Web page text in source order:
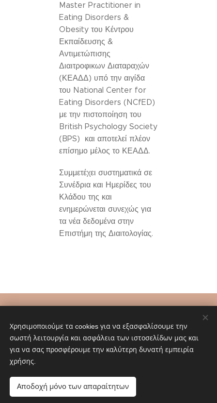
Master Practitioner in
Eating Disorders &
Obesity του Κέντρου
Εκπαίδευσης &
Αντιμετώπισης
Διαιτροφικων Διαταραχών
(ΚΕΑΔΔ) υπό την αιγίδα
του National Center for
Eating Disorders (NCfED)
με την πιστοποίηση του
British Psychology Society
(BPS) και αποτελεί πλέον
επίσημο μέλος το ΚΕΑΔΔ.
Συμμετέχει συστηματικά σε
Συνέδρια και Ημερίδες του
Κλάδου της και
ενημερώνεται συνεχώς για
τα νέα δεδομένα στην
Επιστήμη της Διαιτολογίας.
Χρησιμοποιούμε τα cookies για να εξασφαλίσουμε την
σωστή λειτουργία και ασφάλεια των ιστοσελίδων μας και
για να σας προσφέρουμε την καλύτερη δυνατή εμπειρία
χρήσης.
Αποδοχή μόνο των απαραίτητων